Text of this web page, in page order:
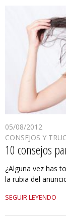
05/08/2012
CONSEJOS Y
10 consejos
¿Alguna vez has
la rubia del
SEGUIR LEYENDO